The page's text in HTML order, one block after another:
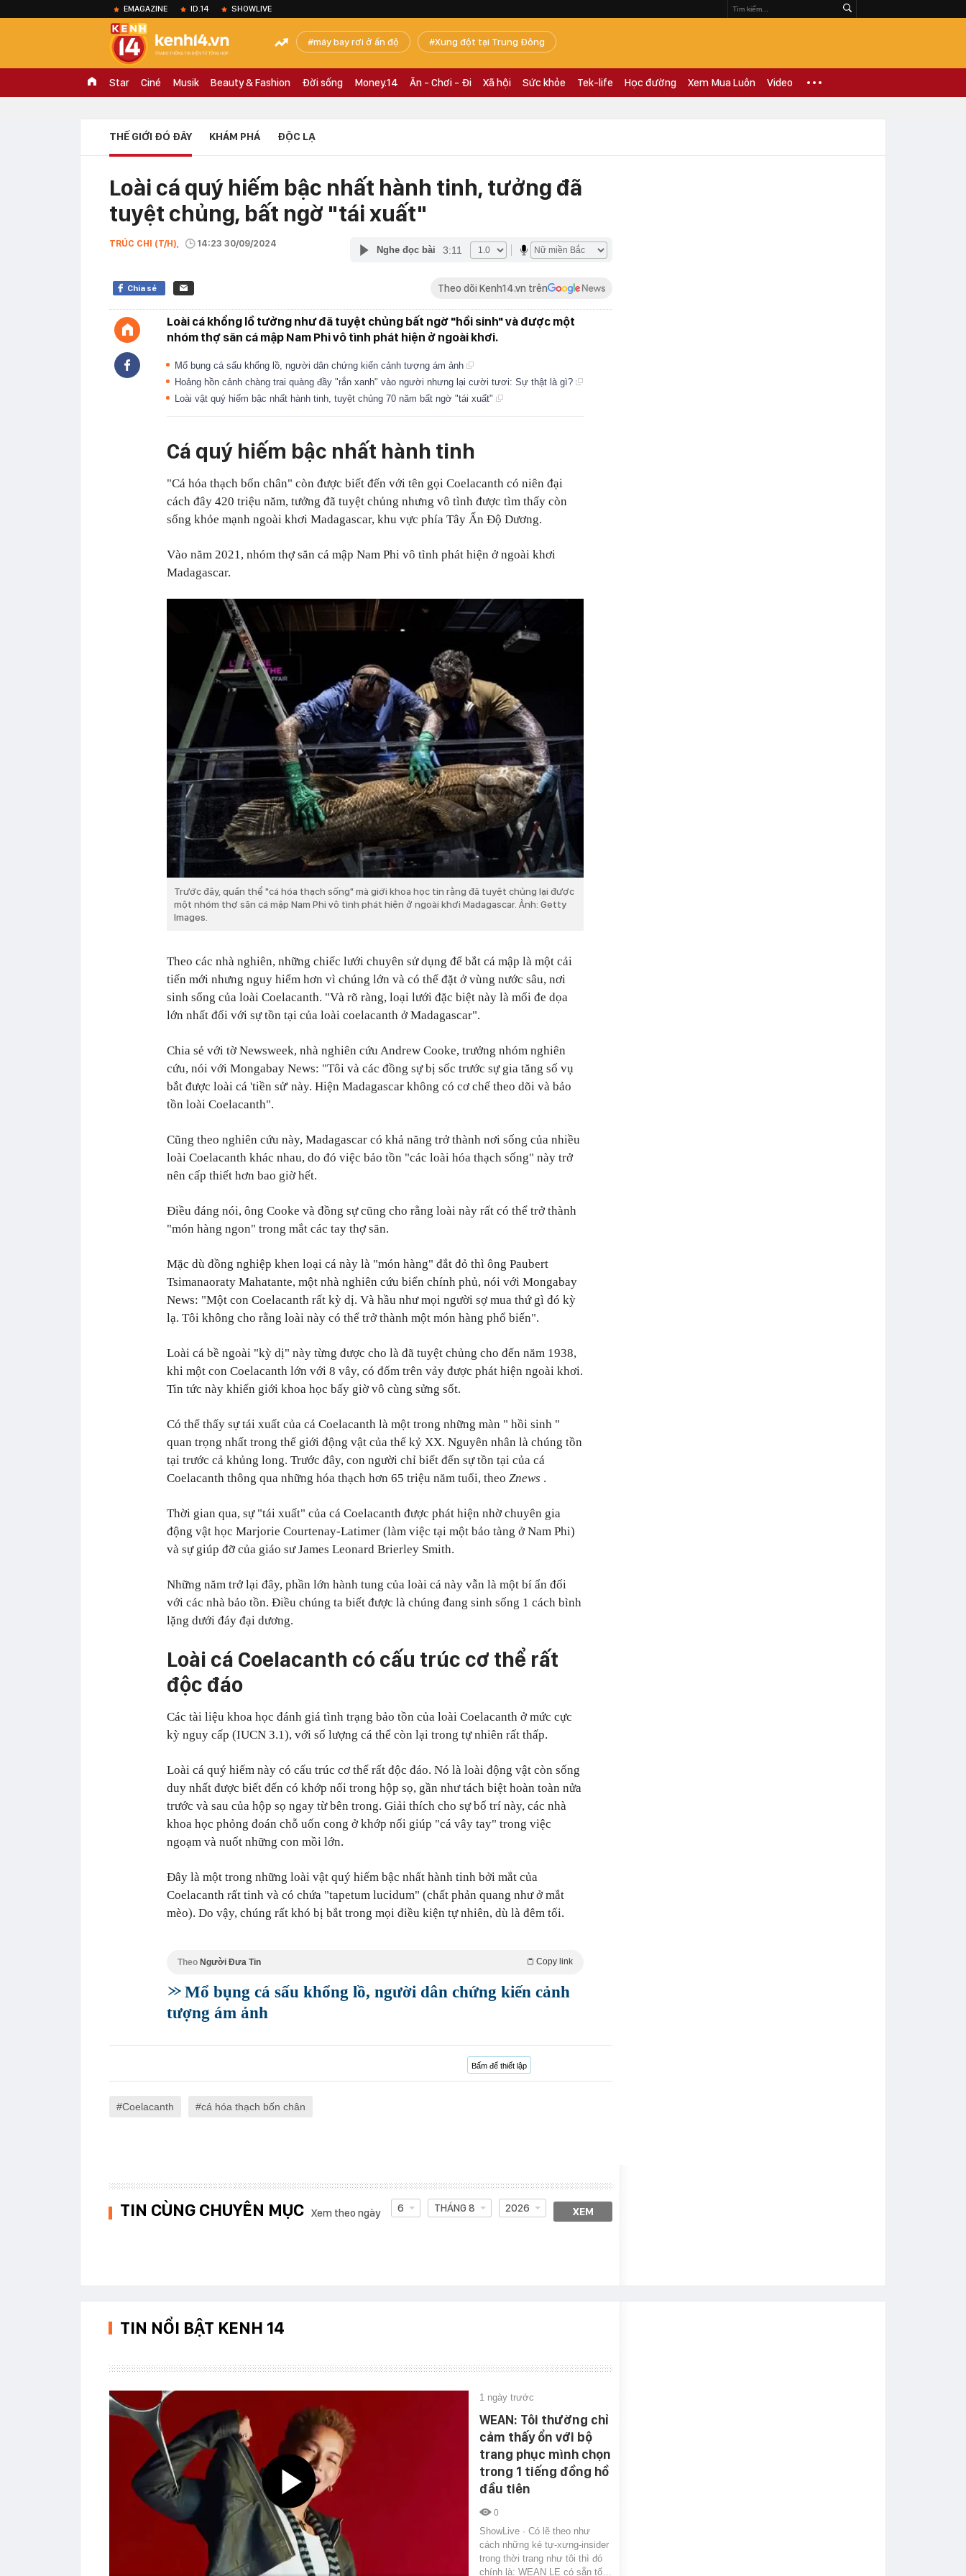
EMAGAZINE ID.14 SHOWLIVE
máy bay rơi ở ấn độ Xung đột tại Trung Đông
Star Ciné Musik Beauty & Fashion Đời sống Money.14 Ăn - Chơi - Đi Xã hội Sức khỏe Tek-life Học đường Xem Mua Luôn Video
THẾ GIỚI ĐÓ ĐÂY KHÁM PHÁ ĐỘC LẠ
Loài cá quý hiếm bậc nhất hành tinh, tưởng đã
tuyệt chủng, bất ngờ "tái xuất"
TRÚC CHI (T/H), 14:23 30/09/2024
Nghe đọc bài 3:11
Chia sẻ Theo dõi Kenh14.vn trên
Loài cá khổng lồ tưởng như đã tuyệt chủng bất ngờ "hồi sinh" và được một
nhóm thợ săn cá mập Nam Phi vô tình phát hiện ở ngoài khơi.
Mổ bụng cá sấu khổng lồ, người dân chứng kiến cảnh tượng ám ảnh
Hoảng hồn cảnh chàng trai quàng đầy "rắn xanh" vào người nhưng lại cười tươi: Sự thật là gì?
Loài vật quý hiếm bậc nhất hành tinh, tuyệt chủng 70 năm bất ngờ "tái xuất"
Cá quý hiếm bậc nhất hành tinh
"Cá hóa thạch bốn chân" còn được biết đến với tên gọi Coelacanth có niên đại
cách đây 420 triệu năm, tưởng đã tuyệt chủng nhưng vô tình được tìm thấy còn
sống khỏe mạnh ngoài khơi Madagascar, khu vực phía Tây Ấn Độ Dương.
Vào năm 2021, nhóm thợ săn cá mập Nam Phi vô tình phát hiện ở ngoài khơi
Madagascar.
Trước đây, quần thể "cá hóa thạch sống" mà giới khoa học tin rằng đã tuyệt chủng lại được
một nhóm thợ săn cá mập Nam Phi vô tình phát hiện ở ngoài khơi Madagascar. Ảnh: Getty
Images.
Theo các nhà nghiên, những chiếc lưới chuyên sử dụng để bắt cá mập là một cải
tiến mới nhưng nguy hiểm hơn vì chúng lớn và có thể đặt ở vùng nước sâu, nơi
sinh sống của loài Coelacanth. "Và rõ ràng, loại lưới đặc biệt này là mối đe dọa
lớn nhất đối với sự tồn tại của loài coelacanth ở Madagascar".
Chia sẻ với tờ Newsweek, nhà nghiên cứu Andrew Cooke, trưởng nhóm nghiên
cứu, nói với Mongabay News: "Tôi và các đồng sự bị sốc trước sự gia tăng số vụ
bắt được loài cá 'tiền sử' này. Hiện Madagascar không có cơ chế theo dõi và bảo
tồn loài Coelacanth".
Cũng theo nghiên cứu này, Madagascar có khả năng trở thành nơi sống của nhiều
loài Coelacanth khác nhau, do đó việc bảo tồn "các loài hóa thạch sống" này trở
nên cấp thiết hơn bao giờ hết.
Điều đáng nói, ông Cooke và đồng sự cũng cho rằng loài này rất có thể trở thành
"món hàng ngon" trong mắt các tay thợ săn.
Mặc dù đồng nghiệp khen loại cá này là "món hàng" đắt đỏ thì ông Paubert
Tsimanaoraty Mahatante, một nhà nghiên cứu biển chính phủ, nói với Mongabay
News: "Một con Coelacanth rất kỳ dị. Và hầu như mọi người sợ mua thứ gì đó kỳ
lạ. Tôi không cho rằng loài này có thể trở thành một món hàng phổ biến".
Loài cá bề ngoài "kỳ dị" này từng được cho là đã tuyệt chủng cho đến năm 1938,
khi một con Coelacanth lớn với 8 vây, có đốm trên vảy được phát hiện ngoài khơi.
Tin tức này khiến giới khoa học bấy giờ vô cùng sửng sốt.
Có thể thấy sự tái xuất của cá Coelacanth là một trong những màn " hồi sinh "
quan trọng nhất trong thế giới động vật của thế kỷ XX. Nguyên nhân là chúng tồn
tại trước cả khủng long. Trước đây, con người chỉ biết đến sự tồn tại của cá
Coelacanth thông qua những hóa thạch hơn 65 triệu năm tuổi, theo Znews .
Thời gian qua, sự "tái xuất" của cá Coelacanth được phát hiện nhờ chuyên gia
động vật học Marjorie Courtenay-Latimer (làm việc tại một bảo tàng ở Nam Phi)
và sự giúp đỡ của giáo sư James Leonard Brierley Smith.
Những năm trở lại đây, phần lớn hành tung của loài cá này vẫn là một bí ẩn đối
với các nhà bảo tồn. Điều chúng ta biết được là chúng đang sinh sống 1 cách bình
lặng dưới đáy đại dương.
Loài cá Coelacanth có cấu trúc cơ thể rất
độc đáo
Các tài liệu khoa học đánh giá tình trạng bảo tồn của loài Coelacanth ở mức cực
kỳ nguy cấp (IUCN 3.1), với số lượng cá thể còn lại trong tự nhiên rất thấp.
Loài cá quý hiếm này có cấu trúc cơ thể rất độc đáo. Nó là loài động vật còn sống
duy nhất được biết đến có khớp nối trong hộp sọ, gần như tách biệt hoàn toàn nửa
trước và sau của hộp sọ ngay từ bên trong. Giải thích cho sự bố trí này, các nhà
khoa học phỏng đoán chỗ uốn cong ở khớp nối giúp "cá vây tay" trong việc
ngoạm và nuốt những con mồi lớn.
Đây là một trong những loài vật quý hiếm bậc nhất hành tinh bởi mắt của
Coelacanth rất tinh và có chứa "tapetum lucidum" (chất phản quang như ở mắt
mèo). Do vậy, chúng rất khó bị bắt trong mọi điều kiện tự nhiên, dù là đêm tối.
Theo Người Đưa Tin Copy link
Mổ bụng cá sấu khổng lồ, người dân chứng kiến cảnh
tượng ám ảnh
Bấm để thiết lập
Coelacanth cá hóa thạch bốn chân
TIN CÙNG CHUYÊN MỤC Xem theo ngày 6 THÁNG 8 2026 XEM
TIN NỔI BẬT KENH 14
1 ngày trước
WEAN: Tôi thường chỉ
cảm thấy ổn với bộ
trang phục mình chọn
trong 1 tiếng đồng hồ
đầu tiên
0
ShowLive · Có lẽ theo như
cách những kẻ tự-xưng-insider
trong thời trang như tôi thì đó
chính là: WEAN LE có sẵn tố…